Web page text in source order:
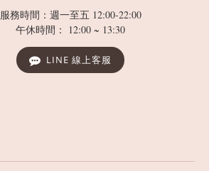
服務時間：週一至五 12:00-22:00
午休時間： 12:00 ~ 13:30
LINE 線上客服